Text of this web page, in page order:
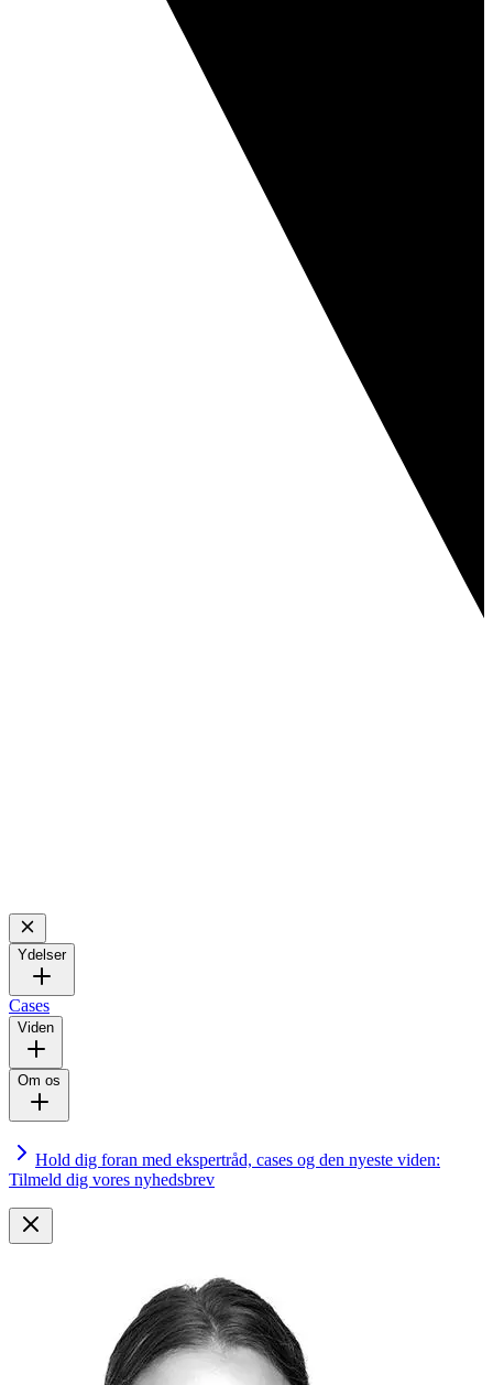
Ydelser
Cases
Viden
Om os
Hold dig foran med ekspertråd, cases og den nyeste viden:
Tilmeld dig vores nyhedsbrev